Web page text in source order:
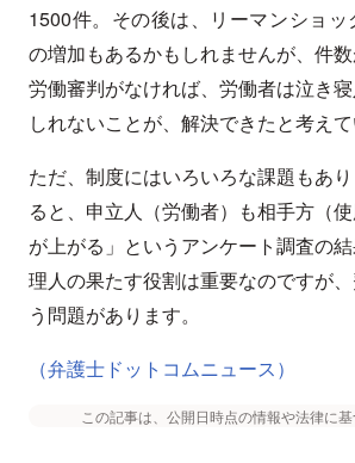
1500件。その後は、リーマンショ
の増加もあるかもしれませんが、件数
労働審判がなければ、労働者は泣き
しれないことが、解決できたと考えて
ただ、制度にはいろいろな課題もあ
ると、申立人（労働者）も相手方（
が上がる」というアンケート調査の
理人の果たす役割は重要なのですが
う問題があります。
（弁護士ドットコムニュース）
この記事は、公開日時点の情報や法律に基